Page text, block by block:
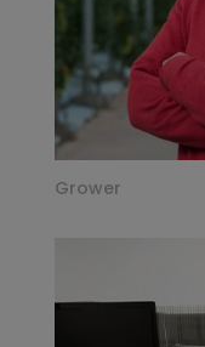
Grower